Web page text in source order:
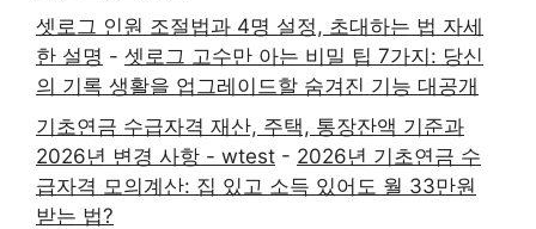
셋로그 인원 조절법과 4명 설정, 초대하는 법 자세
한 설명 - 셋로그 고수만 아는 비밀 팁 7가지: 당신
의 기록 생활을 업그레이드할 숨겨진 기능 대공개
기초연금 수급자격 재산, 주택, 통장잔액 기준과
2026년 변경 사항 - wtest - 2026년 기초연금 수
급자격 모의계산: 집 있고 소득 있어도 월 33만원
받는 법?